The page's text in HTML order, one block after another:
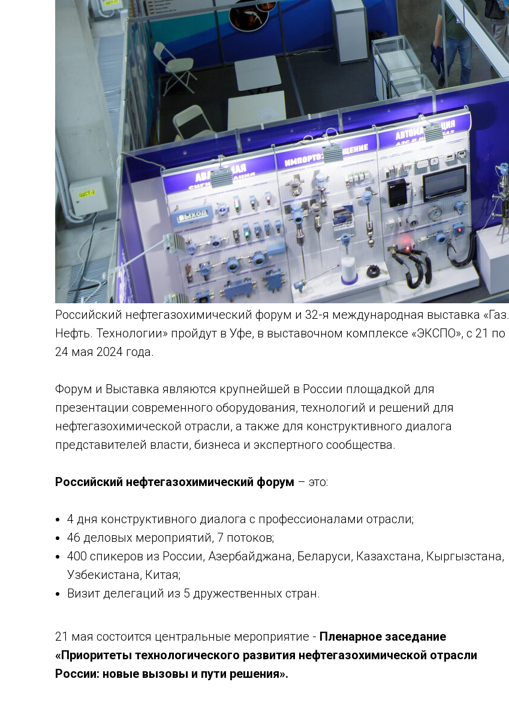
Российский нефтегазохимический форум и 32-я международная выставка «Газ.
Нефть. Технологии» пройдут в Уфе, в выставочном комплексе «ЭКСПО», с 21 по
24 мая 2024 года.
Форум и Выставка являются крупнейшей в России площадкой для
презентации современного оборудования, технологий и решений для
нефтегазохимической отрасли, а также для конструктивного диалога
представителей власти, бизнеса и экспертного сообщества.
Российский нефтегазохимический форум – это:
4 дня конструктивного диалога с профессионалами отрасли;
46 деловых мероприятий, 7 потоков;
400 спикеров из России, Азербайджана, Беларуси, Казахстана, Кыргызстана,
Узбекистана, Китая;
Визит делегаций из 5 дружественных стран.
21 мая состоится центральные мероприятие - Пленарное заседание
«Приоритеты технологического развития нефтегазохимической отрасли
России: новые вызовы и пути решения».